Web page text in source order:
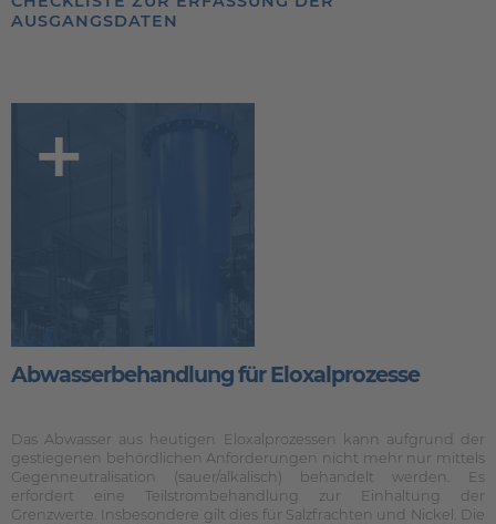
AUSGANGSDATEN
+
Abwasserbehandlung für Eloxalprozesse
Das Abwasser aus heutigen Eloxalprozessen kann aufgrund der
gestiegenen behördlichen Anforderungen nicht mehr nur mittels
Gegenneutralisation (sauer/alkalisch) behandelt werden. Es
erfordert eine Teilstrombehandlung zur Einhaltung der
Grenzwerte. Insbesondere gilt dies für Salzfrachten und Nickel. Die